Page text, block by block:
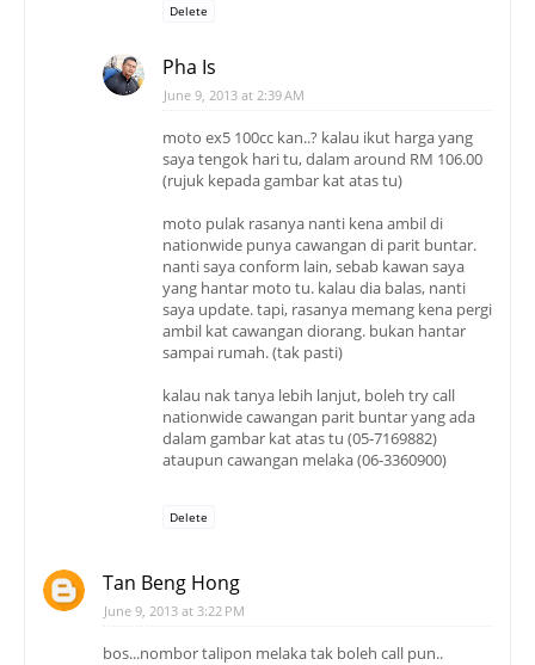
Delete
Pha Is
June 9, 2013 at 2:39 AM
moto ex5 100cc kan..? kalau ikut harga yang
saya tengok hari tu, dalam around RM 106.00
(rujuk kepada gambar kat atas tu)
moto pulak rasanya nanti kena ambil di
nationwide punya cawangan di parit buntar.
nanti saya conform lain, sebab kawan saya
yang hantar moto tu. kalau dia balas, nanti
saya update. tapi, rasanya memang kena pergi
ambil kat cawangan diorang. bukan hantar
sampai rumah. (tak pasti)
kalau nak tanya lebih lanjut, boleh try call
nationwide cawangan parit buntar yang ada
dalam gambar kat atas tu (05-7169882)
ataupun cawangan melaka (06-3360900)
Delete
Tan Beng Hong
June 9, 2013 at 3:22 PM
bos...nombor talipon melaka tak boleh call pun..